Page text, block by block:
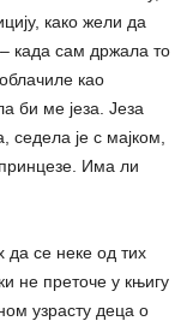
како жели да
када сам држала то
као
би ме језа. Језа
је с мајком,
Има ли
да се неке од тих
не преточе у књигу
узрасту деца о